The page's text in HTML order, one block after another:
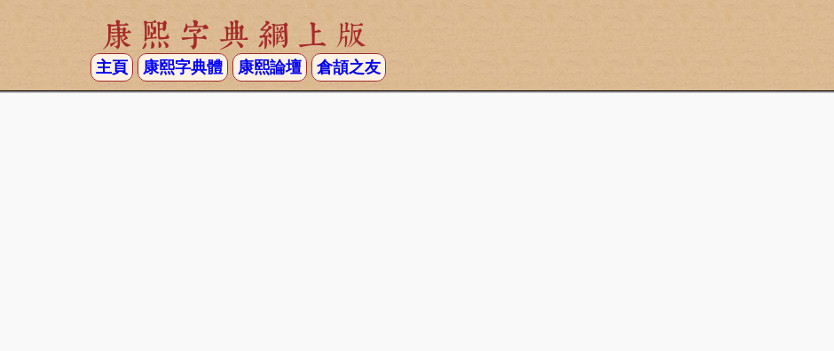
康熙字典網上版
主頁 康熙字典體 康熙論壇 倉頡之友